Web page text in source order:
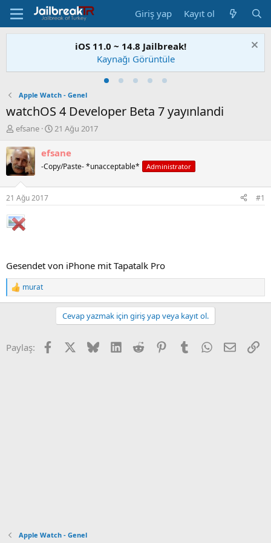
Giriş yap Kayıt ol
iOS 11.0 ~ 14.8 Jailbreak!
Kaynağı Görüntüle
Apple Watch - Genel
watchOS 4 Developer Beta 7 yayınlandi
K
n
u
S
a
h
i
b
i
efsane
B
ş
a
ı
h
i
21 Ağu 2017
efsane
-Copy/Paste- *unacceptable* Administrator
21 Ağu 2017 #1
Gesendet von iPhone mit Tapatalk Pro
R
e
o
murat
Cevap yazmak için giriş yap veya kayıt ol.
Paylaş: Facebook BlueskyLinkedInReddit PinterestTumblr WhatsApp
E-posta
Apple Watch - Genel